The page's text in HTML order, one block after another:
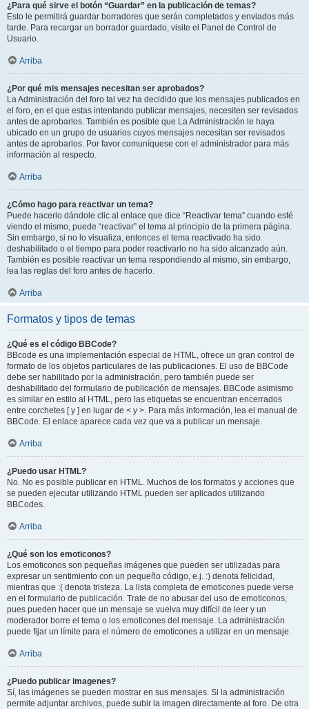
¿Para qué sirve el botón “Guardar” en la publicación de temas?
Esto le permitirá guardar borradores que serán completados y enviados más
tarde. Para recargar un borrador guardado, visite el Panel de Control de
Usuario.
Arriba
¿Por qué mis mensajes necesitan ser aprobados?
La Administración del foro tal vez ha decidido que los mensajes publicados en
el foro, en el que estas intentando publicar mensajes, necesiten ser revisados
antes de aprobarlos. También es posible que La Administración le haya
ubicado en un grupo de usuarios cuyos mensajes necesitan ser revisados
antes de aprobarlos. Por favor comuníquese con el administrador para más
información al respecto.
Arriba
¿Cómo hago para reactivar un tema?
Puede hacerlo dándole clic al enlace que dice “Reactivar tema” cuando esté
viendo el mismo, puede “reactivar” el tema al principio de la primera página.
Sin embargo, si no lo visualiza, entonces el tema reactivado ha sido
deshabilitado o el tiempo para poder reactivarlo no ha sido alcanzado aún.
También es posible reactivar un tema respondiendo al mismo, sin embargo,
lea las reglas del foro antes de hacerlo.
Arriba
Formatos y tipos de temas
¿Qué es el código BBCode?
BBcode es una implementación especial de HTML, ofrece un gran control de
formato de los objetos particulares de las publicaciones. El uso de BBCode
debe ser habilitado por la administración, pero también puede ser
deshabilitado del formulario de publicación de mensajes. BBCode asimismo
es similar en estilo al HTML, pero las etiquetas se encuentran encerrados
entre corchetes [ y ] en lugar de < y >. Para más información, lea el manual de
BBCode. El enlace aparece cada vez que va a publicar un mensaje.
Arriba
¿Puedo usar HTML?
No. No es posible publicar en HTML. Muchos de los formatos y acciones que
se pueden ejecutar utilizando HTML pueden ser aplicados utilizando
BBCodes.
Arriba
¿Qué son los emoticonos?
Los emoticonos son pequeñas imágenes que pueden ser utilizadas para
expresar un sentimiento con un pequeño código, e.j. :) denota felicidad,
mientras que :( denota tristeza. La lista completa de emoticones puede verse
en el formulario de publicación. Trate de no abusar del uso de emoticonos,
pues pueden hacer que un mensaje se vuelva muy difícil de leer y un
moderador borre el tema o los emoticones del mensaje. La administración
puede fijar un límite para el número de emoticones a utilizar en un mensaje.
Arriba
¿Puedo publicar imagenes?
Sí, las imágenes se pueden mostrar en sus mensajes. Si la administración
permite adjuntar archivos, puede subir la imagen directamente al foro. De otra